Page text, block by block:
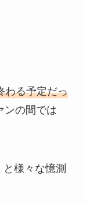
わる予定だっ
ンの間では
様々な憶測